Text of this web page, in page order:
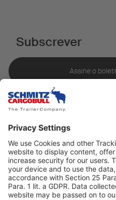
Subscrever